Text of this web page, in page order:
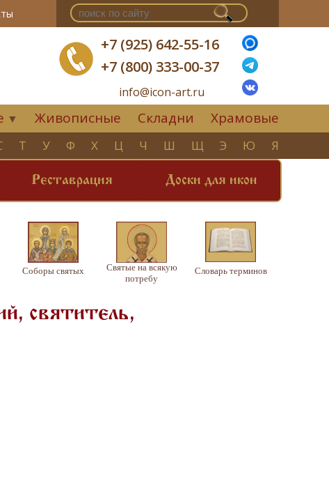
+7 (925) 642-55-16
+7 (800) 333-00-37
info@icon-art.ru
▼ Живописные Складни Храмовые
Т У Ф Х Ц Ч Ш Щ Э Ю Я
Реставрация Доски для икон
Соборы святых
Святые на всякую
потребу
Словарь терминов
святитель,